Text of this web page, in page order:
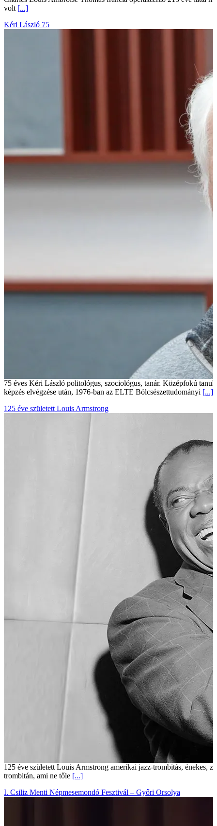
Charles Louis Ambroise Thomas francia operaszerző 215 éve látta
volt[...]
75 éves Kéri László politológus, szociológus, tanár. Középfokú
képzés elvégzése után, 1976-ban az ELTE Bölcsészettudományi[...]